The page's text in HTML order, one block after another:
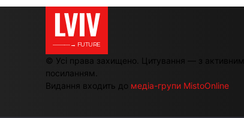
LVIV
———→ FUTURE
© Усі права захищено. Цитування — з активним
посиланням.
Видання входить до медіа-групи MistoOnline